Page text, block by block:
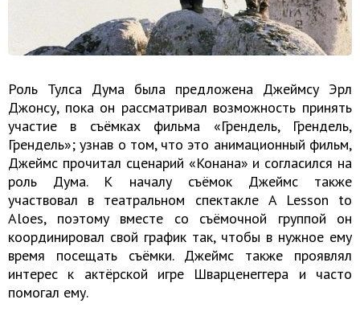
Роль Тулса Дума была предложена Джеймсу Эрл
Джонсу, пока он рассматривал возможность принять
участие в съёмках фильма «Грендель, Грендель,
Грендель»; узнав о том, что это анимационный фильм,
Джеймс прочитал сценарий «Конана» и согласился на
роль Дума. К началу съёмок Джеймс также
участвовал в театральном спектакле A Lesson to
Aloes, поэтому вместе со съёмочной группой он
координировал свой график так, чтобы в нужное ему
время посещать съёмки. Джеймс также проявлял
интерес к актёрской игре Шварценеггера и часто
помогал ему.